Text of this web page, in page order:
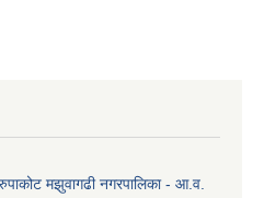
मझुवागढी नगरपालिका - आ.व.